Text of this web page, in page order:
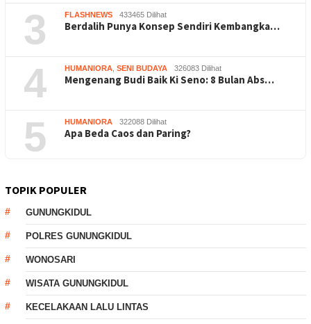
3 FLASHNEWS 433465 Dilihat
Berdalih Punya Konsep Sendiri Kembangka…
4 HUMANIORA SENI BUDAYA 326083 Dilihat
Mengenang Budi Baik Ki Seno: 8 Bulan Abs…
5 HUMANIORA 322088 Dilihat
Apa Beda Caos dan Paring?
TOPIK POPULER
GUNUNGKIDUL
POLRES GUNUNGKIDUL
WONOSARI
WISATA GUNUNGKIDUL
KECELAKAAN LALU LINTAS